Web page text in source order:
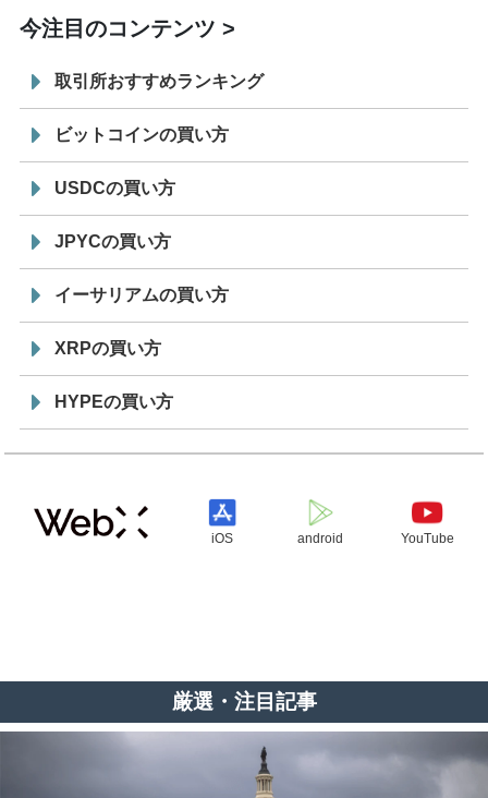
今注目のコンテンツ
取引所おすすめランキング
ビットコインの買い方
USDCの買い方
JPYCの買い方
イーサリアムの買い方
XRPの買い方
HYPEの買い方
iOS android YouTube
厳選・注目記事